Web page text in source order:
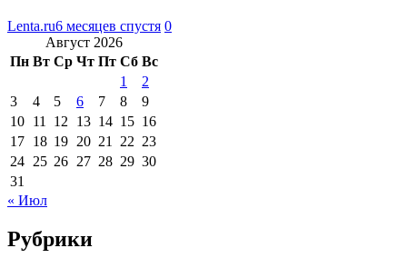
Lenta.ru6 месяцев спустя 0
Август 2026
Пн Вт Ср Чт Пт Сб Вс
1
2
3
4 5 6 7 8
9
10 11 12 13 14 15 16
17 18 19 20 21 22 23
24 25 26 27 28 29 30
31
« Июл
Рубрики